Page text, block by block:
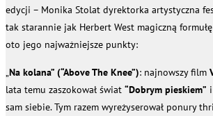
edycji – Monika Stolat dyrektorka artystyczna
tak starannie jak Herbert West magiczną formułę
oto jego najważniejsze punkty:
Na kolana” (“Above The Knee”): najnowszy film
lata temu zaszokował świat “Dobrym pieskiem”
sam siebie. Tym razem wyreżyserował ponury